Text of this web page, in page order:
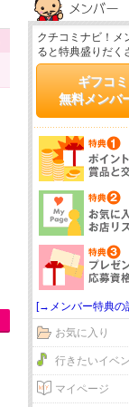
クチコミナビ！メ
ると特典盛りだく
ギフコミ
無料メンバ
[→メンバー特典の
お気に入り
行きたいイベ
マイページ